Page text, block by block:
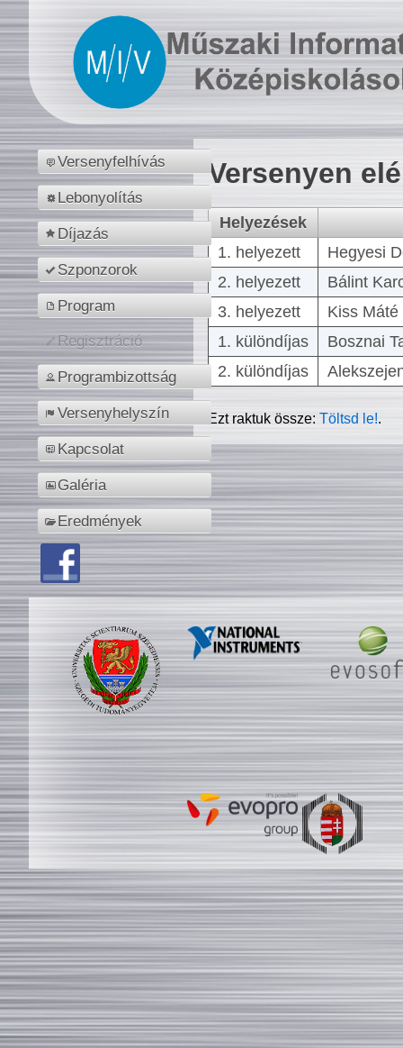
Versenyfelhívás
Lebonyolítás
Díjazás
Szponzorok
Program
Regisztráció
Programbizottság
Versenyhelyszín
Kapcsolat
Galéria
Eredmények
Versenyen
Helyezések
1. helyezett
Hegyesi
2. helyezett
Bálint
3. helyezett
Kiss
1. különdíjas
Bosznai
2. különdíjas
Ezt raktuk össze:Töltsd le!.